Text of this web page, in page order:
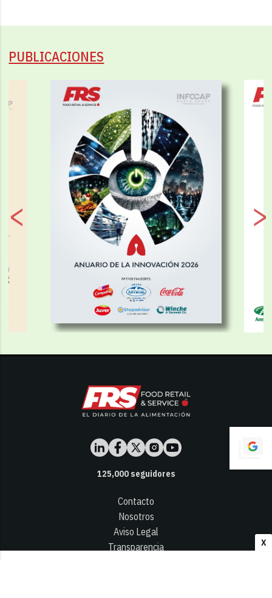
X
PUBLICACIONES
125,000seguidores
Contacto
Nosotros
Aviso Legal
Transparencia